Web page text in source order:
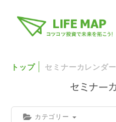
トップ セミナーカレンダー
カテゴリー